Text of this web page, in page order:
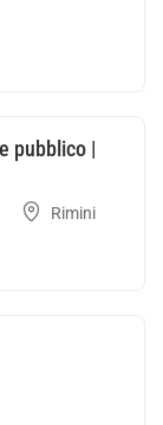
pubblico |
Rimini